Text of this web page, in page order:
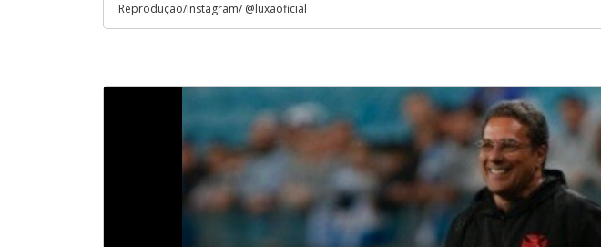
Reprodução/Instagram/ @luxaoficial